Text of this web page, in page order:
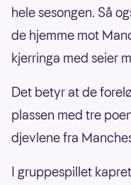
hele sesongen. Så
de hjemme mot
kjerringa med seier
Det betyr at de
plassen med tre
djevlene fra
I gruppespillet